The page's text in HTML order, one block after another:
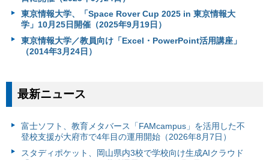
東京情報大学、「Space Rover Cup 2025 in 東京情報大
学」10月25日開催（2025年9月19日）
東京情報大学／教員向け「Excel・PowerPoint活用講座」
（2014年3月24日）
最新ニュース
富⼠ソフト、教育メタバース「FAMcampus」を活用した不
登校支援が大府市で4年目の運用開始（2026年8月7日）
スタディポケット、岡山県内3校で学校向け生成AIクラウド